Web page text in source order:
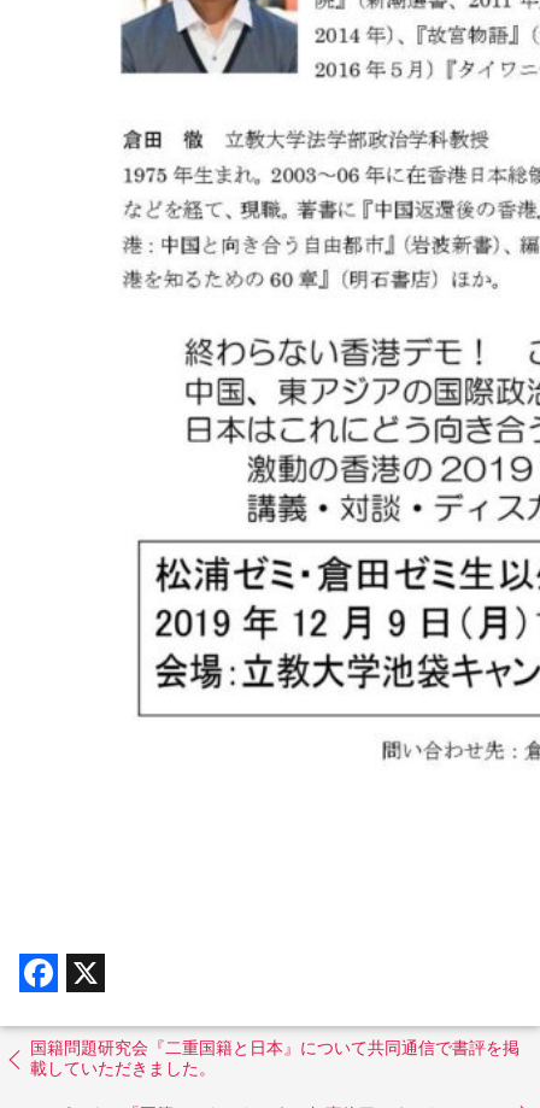
b
o
o
国籍問題研究会『二重国籍と日本』について共同通信で書評を掲
載していただきました。